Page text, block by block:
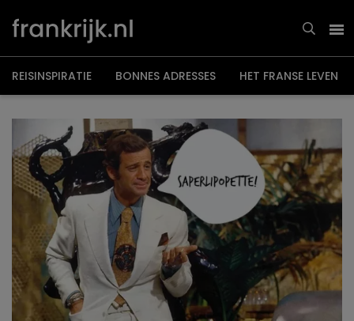
naar
inhoud
REISINSPIRATIE BONNES ADRESSES HET FRANSE LEVEN